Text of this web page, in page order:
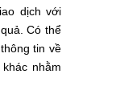
dịch với
Có thể
tin về
nhằm